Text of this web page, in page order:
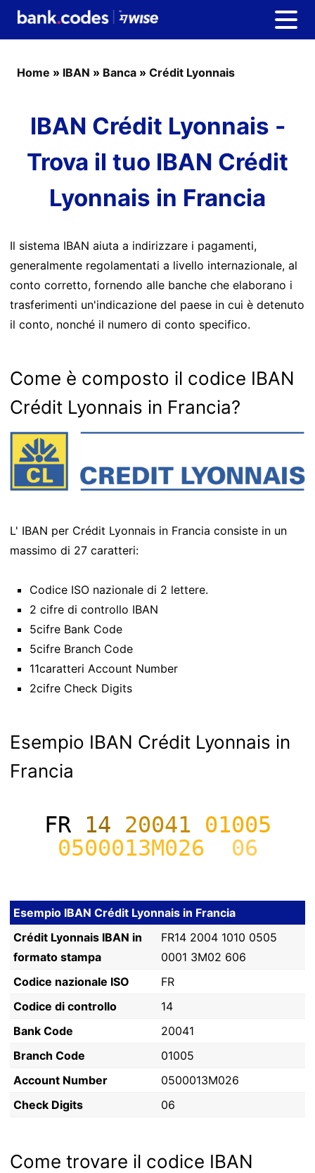
Home » IBAN » Banca » Crédit Lyonnais
IBAN Crédit Lyonnais -
Trova il tuo IBAN Crédit
Lyonnais in Francia
Il sistema IBAN aiuta a indirizzare i pagamenti,
generalmente regolamentati a livello internazionale, al
conto corretto, fornendo alle banche che elaborano i
trasferimenti un'indicazione del paese in cui è detenuto
il conto, nonché il numero di conto specifico.
Come è composto il codice IBAN
Crédit Lyonnais in Francia?
L' IBAN per Crédit Lyonnais in Francia consiste in un
massimo di 27 caratteri:
Codice ISO nazionale di 2 lettere.
2 cifre di controllo IBAN
5cifre Bank Code
5cifre Branch Code
11caratteri Account Number
2cifre Check Digits
Esempio IBAN Crédit Lyonnais in
Francia
FR14 20041 01005
0500013M026
06
Esempio IBAN Crédit Lyonnais in Francia
Crédit Lyonnais IBAN in
formato stampa
FR14 2004 1010 0505
0001 3M02 606
Codice nazionale ISO
FR
Codice di controllo
14
Bank Code
20041
Branch Code
01005
Account Number
0500013M026
Check Digits
06
Come trovare il codice IBAN